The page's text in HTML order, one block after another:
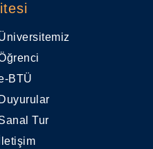
BTÜ
Duyurular
Tur
İletişim